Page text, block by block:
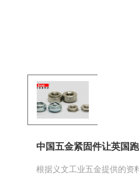
中国五金紧固件让英国
根据义文工业五金提供的资